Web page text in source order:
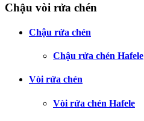
Chậu vòi rửa chén
Chậu rửa chén
Chậu rửa chén Hafele
Vòi rửa chén
Vòi rửa chén Hafele